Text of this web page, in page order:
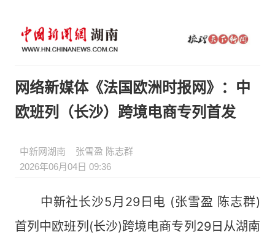
网络新媒体《法国欧洲时报网》：中
欧班列（长沙）跨境电商专列首发
中新网湖南
张雪盈 陈志群
2026年06月04日 09:36
中新社长沙5月29日电 (张雪盈 陈志群)
首列中欧班列(长沙)跨境电商专列29日从湖南